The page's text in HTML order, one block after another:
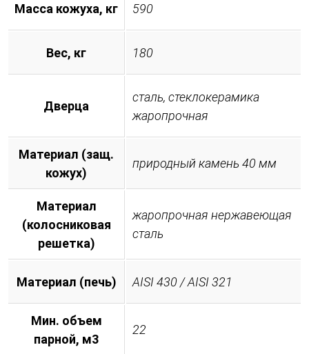
Масса кожуха, кг 590
Вес, кг 180
Дверца
сталь, стеклокерамика
жаропрочная
Материал (защ.
кожух)
природный камень 40 мм
Материал
(колосниковая
решетка)
жаропрочная нержавеющая
сталь
Материал (печь) AISI 430 / AISI 321
Мин. объем
парной, м3
22